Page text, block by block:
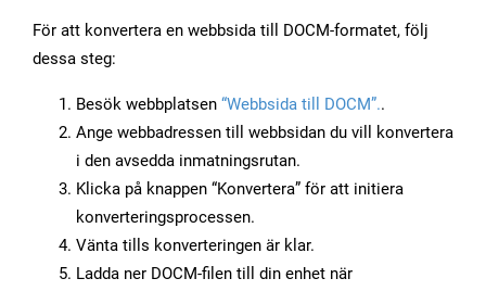
För att konvertera en webbsida till DOCM-formatet, följ
dessa steg:
Besök webbplatsen “Webbsida till DOCM”..
Ange webbadressen till webbsidan du vill konvertera
i den avsedda inmatningsrutan.
Klicka på knappen “Konvertera” för att initiera
konverteringsprocessen.
Vänta tills konverteringen är klar.
Ladda ner DOCM-filen till din enhet när